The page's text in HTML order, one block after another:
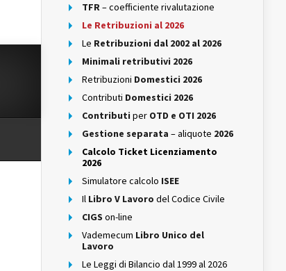
TFR– coefficiente rivalutazione
Le Retribuzioni al 2026
Le Retribuzioni dal 2002 al 2026
Minimali retributivi 2026
Retribuzioni Domestici 2026
Contributi Domestici 2026
Contributi per OTD e OTI 2026
Gestione separata – aliquote 2026
Calcolo Ticket Licenziamento
2026
Simulatore calcolo ISEE
Il Libro V Lavoro del Codice Civile
CIGS on-line
Vademecum Libro Unico del
Lavoro
Le Leggi di Bilancio dal 1999 al 2026